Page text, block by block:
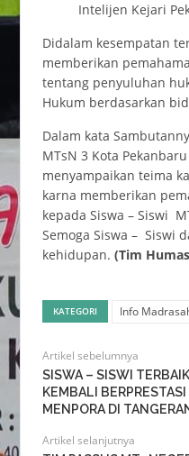
Intelijen Kejari
Didalam kesempatan
memberikan
tentang penyuluhan
Hukum berdasarkan
Dalam kata
MTsN 3 Kota
menyampaikan teima
karna memberikan
kepada Siswa – Siswi
Semoga Siswa – Siswi
kehidupan. (Tim
KATEGORI Info
Artikel sebelumnya
SISWA – SISWI
KEMBALI
MENPORA DI
Artikel selanjutnya